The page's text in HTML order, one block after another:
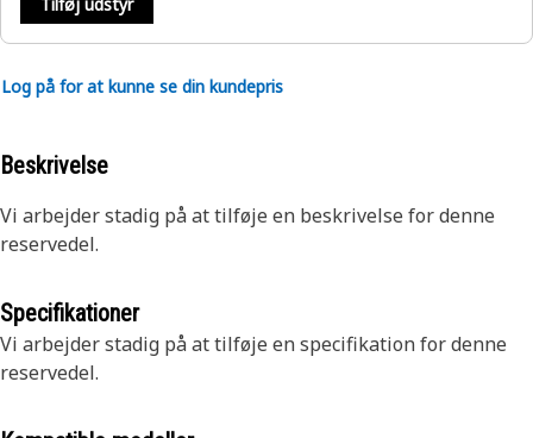
Log på for at kunne se din kundepris
Beskrivelse
Vi arbejder stadig på at tilføje en beskrivelse for denne
reservedel.
Specifikationer
Vi arbejder stadig på at tilføje en specifikation for denne
reservedel.